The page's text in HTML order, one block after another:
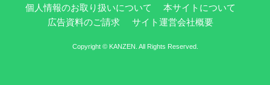
個人情報のお取り扱いについて
本サイトについて
広告資料のご請求
サイト運営会社概要
Copyright © KANZEN. All Rights Reserved.